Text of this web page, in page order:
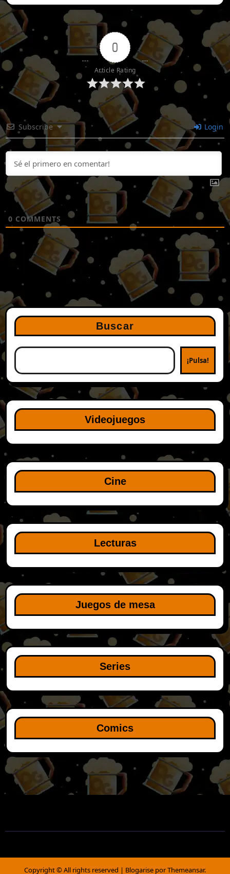
0
Article Rating
Subscribe Login
0 COMMENTS
Buscar
¡Pulsa!
Videojuegos
Cine
Lecturas
Juegos de mesa
Series
Comics
Copyright © All rights reserved | Blogarise porThemeansar.